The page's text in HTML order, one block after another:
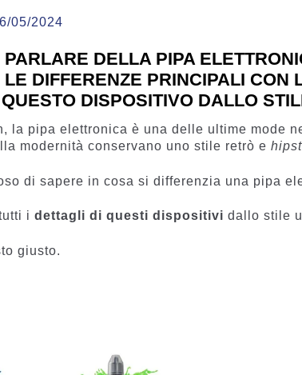
05/2024
DELLA PIPA
DIFFERENZE PRINCIPALI CON
DISPOSITIVO DALLO
la pipa elettronica è una delle ultime mode
modernità conservano uno stile retrò e
di sapere in cosa si differenzia una pipa
idettagli di questi dispositivi dallo stile
giusto.